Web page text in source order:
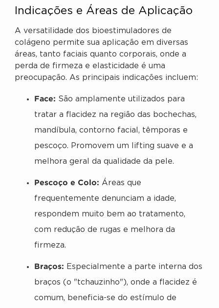
Indicações e Áreas de Aplicação
A versatilidade dos bioestimuladores de
colágeno permite sua aplicação em diversas
áreas, tanto faciais quanto corporais, onde a
perda de firmeza e elasticidade é uma
preocupação. As principais indicações incluem:
Face: São amplamente utilizados para
tratar a flacidez na região das bochechas,
mandíbula, contorno facial, têmporas e
pescoço. Promovem um lifting suave e a
melhora geral da qualidade da pele.
Pescoço e Colo: Áreas que
frequentemente denunciam a idade,
respondem muito bem ao tratamento,
com redução de rugas e melhora da
firmeza.
Braços: Especialmente a parte interna dos
braços (o "tchauzinho"), onde a flacidez é
comum, beneficia-se do estímulo de